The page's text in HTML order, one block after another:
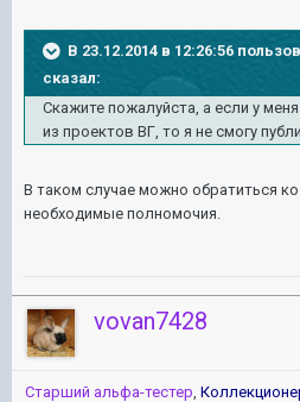
В 23.12.2014 в 12:26:56
сказал:
Скажите пожалуйста, а если у
из проектов ВГ, то я не смогу
В таком случае можно обратиться
необходимые полномочия.
vovan7428
Старший альфа-тестер,